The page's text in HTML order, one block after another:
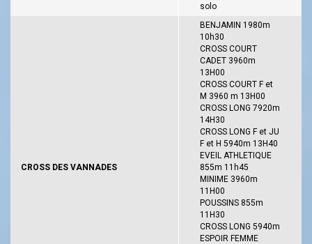
solo
CROSS DES VANNADES
BENJAMIN 1980m
10h30
CROSS COURT
CADET 3960m
13H00
CROSS COURT F et
M 3960 m 13H00
CROSS LONG 7920m
14H30
CROSS LONG F et JU
F et H 5940m 13H40
EVEIL ATHLETIQUE
855m 11h45
MINIME 3960m
11H00
POUSSINS 855m
11H30
CROSS LONG 5940m
ESPOIR FEMME